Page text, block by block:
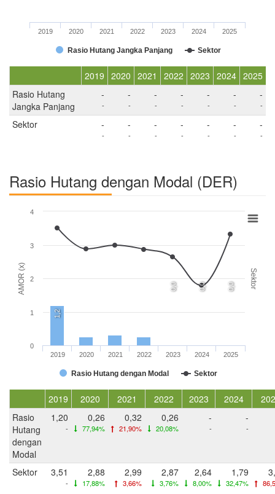
Rasio Hutang Jangka Panjang Sektor
2019 2020 2021 2022 2023 2024 2025
2019 2020 2021 2022 2023 2024 2025
Rasio Hutang
Jangka Panjang
-
-
-
-
-
-
-
-
-
-
-
-
-
-
Sektor -
-
-
-
-
-
-
-
-
-
-
-
-
-
Rasio Hutang dengan Modal (DER)
AMOR (x) Sektor
1,2
0,0 0,0 0,0
Rasio Hutang dengan Modal Sektor
2019 2020 2021 2022 2023 2024 2025
0
1
2
3
4
2019 2020 2021 2022 2023 2024
Rasio
Hutang
dengan
Modal
1,20
-
0,26
77,94%
0,32
21,90%
0,26
20,08%
-
-
-
-
Sektor 3,51
-
2,88
17,88%
2,99
3,66%
2,87
3,76%
2,64
8,00%
1,79
32,47%